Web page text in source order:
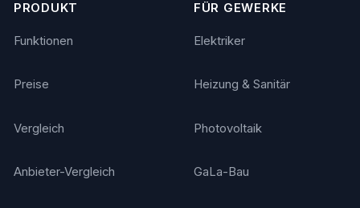
PRODUKT
Funktionen
Preise
Vergleich
Anbieter-Vergleich
FÜR GEWERKE
Elektriker
Heizung & Sanitär
Photovoltaik
GaLa-Bau